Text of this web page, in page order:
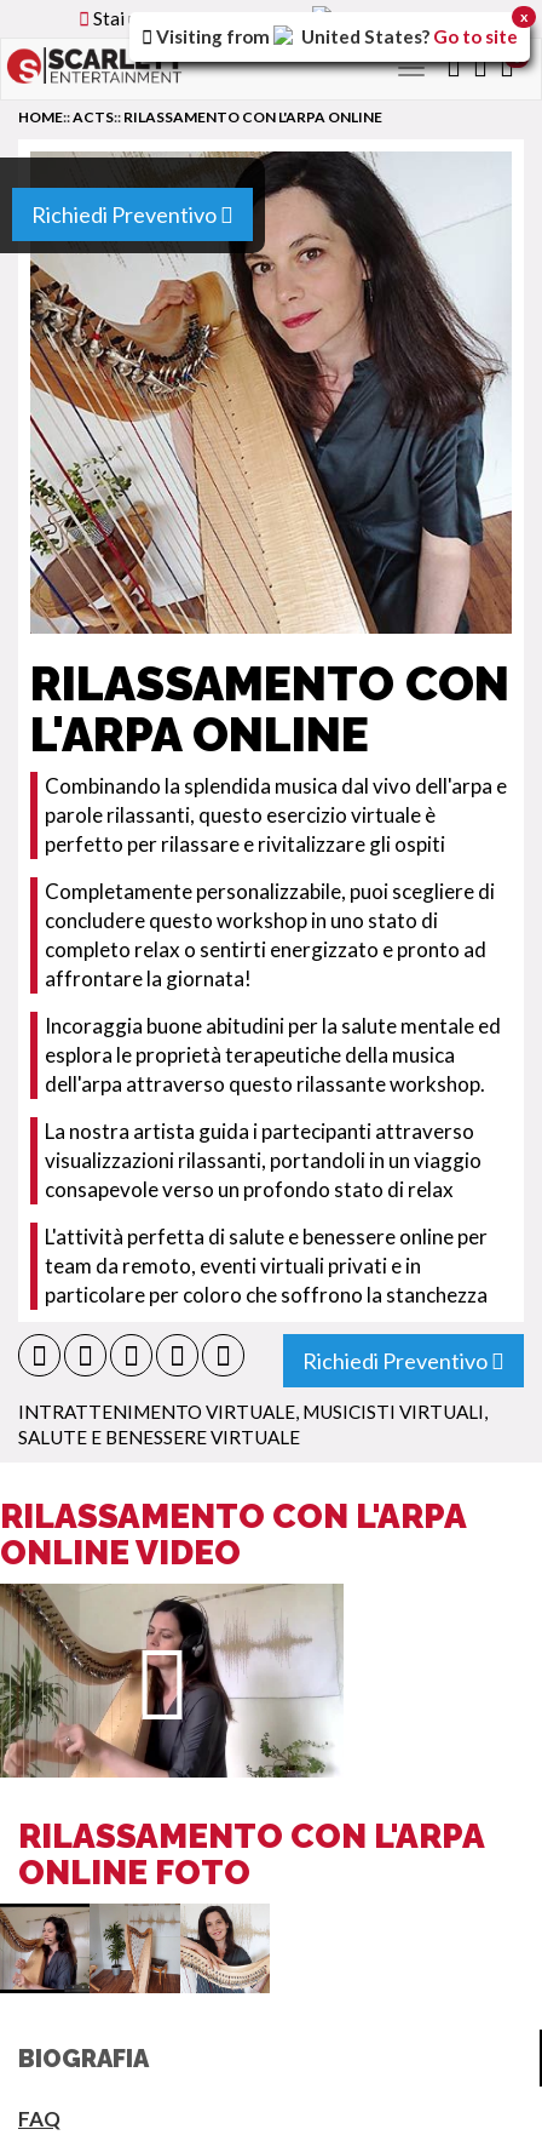
Stai utilizzando la versione
Toggle
Richiedi Preventivo
HOME::ACTS:: RILASSAMENTO CON L'ARPA ONLINE
RILASSAMENTO CON
L'ARPA ONLINE
Combinando la splendida musica dal vivo dell'arpa e
parole rilassanti, questo esercizio virtuale è
perfetto per rilassare e rivitalizzare gli ospiti
Completamente personalizzabile, puoi scegliere di
concludere questo workshop in uno stato di
completo relax o sentirti energizzato e pronto ad
affrontare la giornata!
Incoraggia buone abitudini per la salute mentale ed
esplora le proprietà terapeutiche della musica
dell'arpa attraverso questo rilassante workshop.
La nostra artista guida i partecipanti attraverso
visualizzazioni rilassanti, portandoli in un viaggio
consapevole verso un profondo stato di relax
L'attività perfetta di salute e benessere online per
team da remoto, eventi virtuali privati e in
particolare per coloro che soffrono la stanchezza
Richiedi Preventivo
INTRATTENIMENTO VIRTUALE, MUSICISTI VIRTUALI,
SALUTE E BENESSERE VIRTUALE
RILASSAMENTO CON L'ARPA
ONLINE VIDEO
RILASSAMENTO CON L'ARPA
ONLINE FOTO
BIOGRAFIA
FAQ
Visiting from United States? Go to site
x